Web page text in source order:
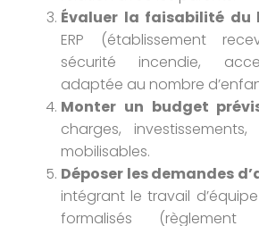
Évaluer la faisabilité du
ERP (établissement
sécurité incendie,
adaptée au nombre
Monter un budget
charges,
mobilisables.
Déposer les demandes
intégrant le travail
formalisés (règlement